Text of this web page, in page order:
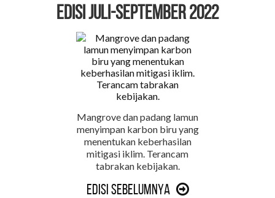
EDISI Juli-September 2022
Mangrove dan padang lamun
menyimpan karbon biru yang
menentukan keberhasilan
mitigasi iklim. Terancam
tabrakan kebijakan.
Edisi Sebelumnya